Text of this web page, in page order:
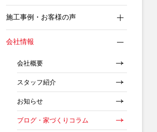
施工事例・お客様の声
会社情報
会社概要
スタッフ紹介
お知らせ
ブログ・家づくりコラム